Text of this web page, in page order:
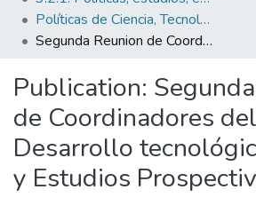
All of DSpace
Statistics
Políticas de Ciencia, Tecnología e Innovación
Segunda Reunion de Coordinadores del Grupo de Desarrollo tecnológico, Cultura y Estudios Prospectivos.
Publication:
de Coordinadores
Desarrollo
y Estudios